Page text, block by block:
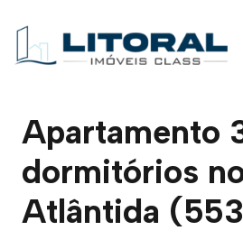
Apartamento
dormitórios
Atlântida